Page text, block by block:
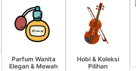
Parfum Wanita
Elegan & Mewah
Hobi & Koleksi
Pilihan